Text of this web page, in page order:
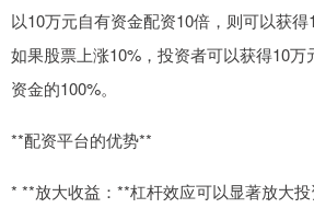
以10万元自有资金配资10倍，则可以获得
如果股票上涨10%，投资者可以获得10
资金的100%。
**配资平台的优势**
* **放大收益：**杠杆效应可以显著放大